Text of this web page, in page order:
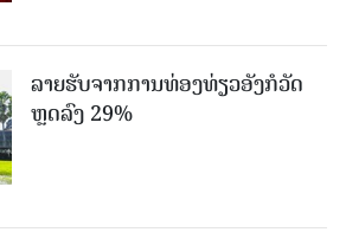
ລາຍຮັບຈາກການທ່ອງທ່ຽວອັງກໍວັດ
ຫຼດລົງ 29%